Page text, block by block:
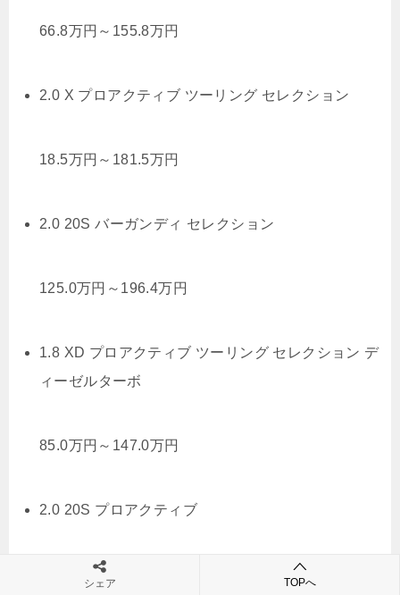
66.8万円 ～ 155.8万円
2.0 X プロアクティブ ツーリング セレクション
18.5万円 ～ 181.5万円
2.0 20S バーガンディ セレクション
125.0万円 ～ 196.4万円
1.8 XD プロアクティブ ツーリング セレクション デ
ィーゼルターボ
85.0万円 ～ 147.0万円
2.0 20S プロアクティブ
万円～
シェア TOPへ